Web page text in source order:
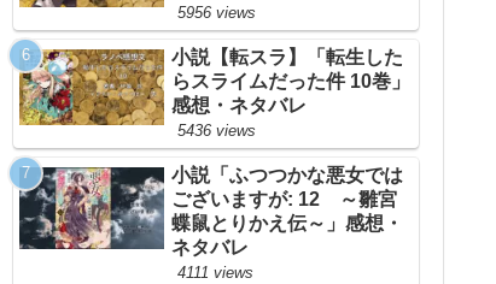
5956 views
小説【転スラ】「転生した
らスライムだった件 10巻」
感想・ネタバレ
5436 views
小説「ふつつかな悪女では
ございますが: 12 ～雛宮
蝶鼠とりかえ伝～」感想・
ネタバレ
4111 views